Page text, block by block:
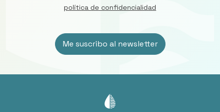
política de confidencialidad